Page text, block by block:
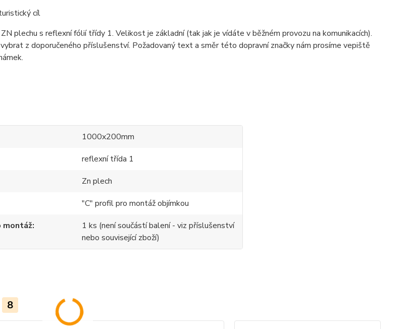
cíl
plechu s reflexní fólií třídy 1. Velikost je základní (tak jak je vídáte v běžném provozu na komunikacích).
z doporučeného příslušenství. Požadovaný text a směr této dopravní značky nám prosíme vepiště
1000x200mm
reflexní třída 1
Zn plech
"C" profil pro montáž objímkou
montáž
1 ks (není součástí balení - viz příslušenství
nebo související zboží)
8